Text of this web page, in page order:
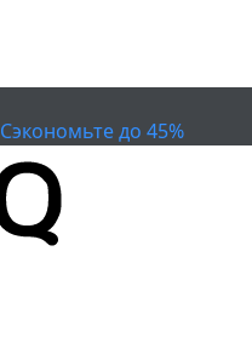
Сэкономьте до 45%